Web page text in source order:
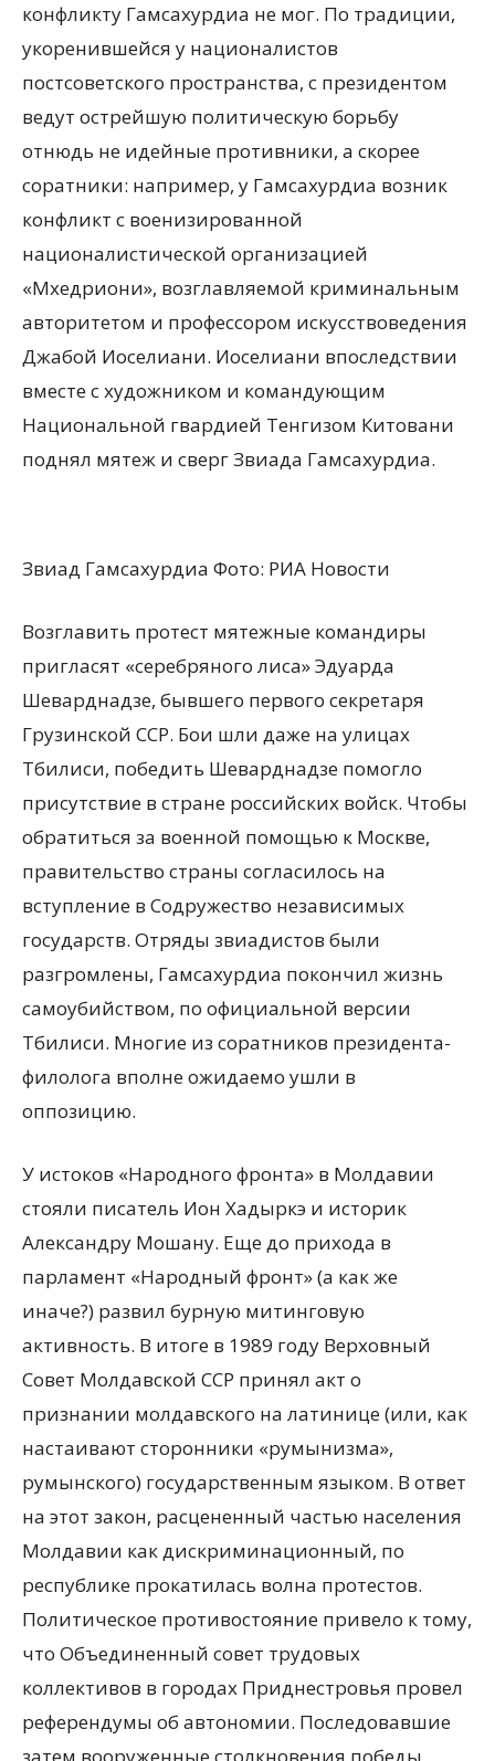
конфликту Гамсахурдиа не мог. По традиции,
укоренившейся у националистов
постсоветского пространства, с президентом
ведут острейшую политическую борьбу
отнюдь не идейные противники, а скорее
соратники: например, у Гамсахурдиа возник
конфликт с военизированной
националистической организацией
«Мхедриони», возглавляемой криминальным
авторитетом и профессором искусствоведения
Джабой Иоселиани. Иоселиани впоследствии
вместе с художником и командующим
Национальной гвардией Тенгизом Китовани
поднял мятеж и сверг Звиада Гамсахурдиа.
Звиад Гамсахурдиа Фото: РИА Новости
Возглавить протест мятежные командиры
пригласят «серебряного лиса» Эдуарда
Шеварднадзе, бывшего первого секретаря
Грузинской ССР. Бои шли даже на улицах
Тбилиси, победить Шеварднадзе помогло
присутствие в стране российских войск. Чтобы
обратиться за военной помощью к Москве,
правительство страны согласилось на
вступление в Содружество независимых
государств. Отряды звиадистов были
разгромлены, Гамсахурдиа покончил жизнь
самоубийством, по официальной версии
Тбилиси. Многие из соратников президента-
филолога вполне ожидаемо ушли в
оппозицию.
У истоков «Народного фронта» в Молдавии
стояли писатель Ион Хадыркэ и историк
Александру Мошану. Еще до прихода в
парламент «Народный фронт» (а как же
иначе?) развил бурную митинговую
активность. В итоге в 1989 году Верховный
Совет Молдавской ССР принял акт о
признании молдавского на латинице (или, как
настаивают сторонники «румынизма»,
румынского) государственным языком. В ответ
на этот закон, расцененный частью населения
Молдавии как дискриминационный, по
республике прокатилась волна протестов.
Политическое противостояние привело к тому,
что Объединенный совет трудовых
коллективов в городах Приднестровья провел
референдумы об автономии. Последовавшие